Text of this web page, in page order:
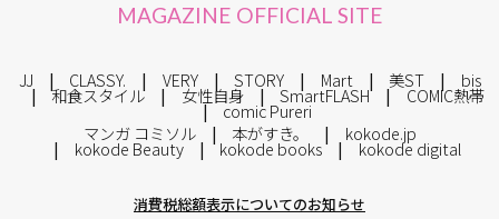
MAGAZINE OFFICIAL SITE
JJ CLASSY. VERY STORY Mart 美ST bis
和食スタイル 女性自身 SmartFLASH COMIC熱帯
comic Pureri
マンガ コミソル
本がすき。 kokode.jp
kokode Beauty kokode books kokode digital
消費税総額表示についてのお知らせ